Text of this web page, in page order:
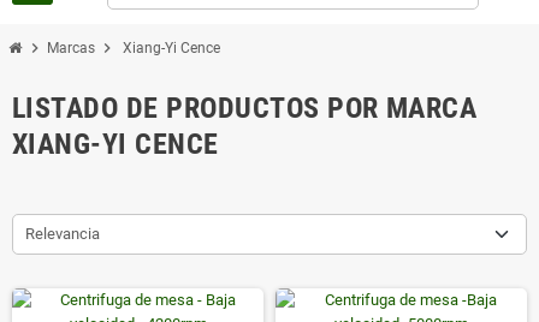
chevron_right Marcas chevron_right Xiang-Yi Cence
LISTADO DE PRODUCTOS POR MARCA
XIANG-YI CENCE
Relevancia